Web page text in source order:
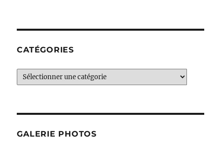
CATÉGORIES
Catégories
GALERIE PHOTOS